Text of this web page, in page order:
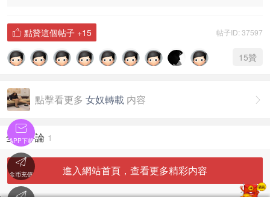
帖子ID: 37597
 點贊這個帖子 +15
15贊

點擊看更多 女奴轉載 内容
全部評論 1
進入網站首頁，查看更多精彩内容

APP下載

金币充值